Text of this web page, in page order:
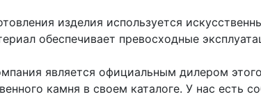
изделия используется
обеспечивает превосходные
является официальным дилером
камня в своем каталоге. У нас есть